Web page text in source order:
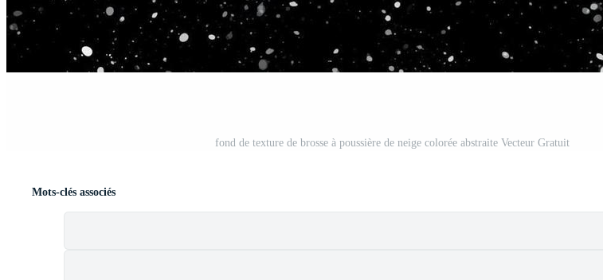
fond de texture de brosse à poussière de neige colorée abstraite Vecteur Gratuit
Mots-clés associés